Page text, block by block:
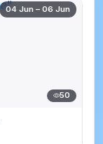
04 Jun – 06 Jun
50